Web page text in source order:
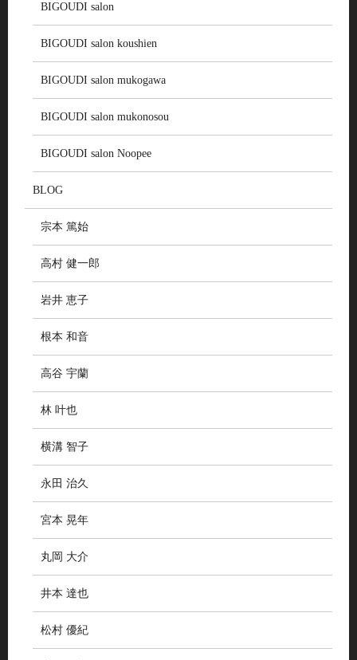
BIGOUDI salon
BIGOUDI salon koushien
BIGOUDI salon mukogawa
BIGOUDI salon mukonosou
BIGOUDI salon Noopee
BLOG
宗本 篤始
高村 健一郎
岩井 恵子
根本 和音
高谷 宇蘭
林 叶也
横溝 智子
永田 治久
宮本 晃年
丸岡 大介
井本 達也
松村 優紀